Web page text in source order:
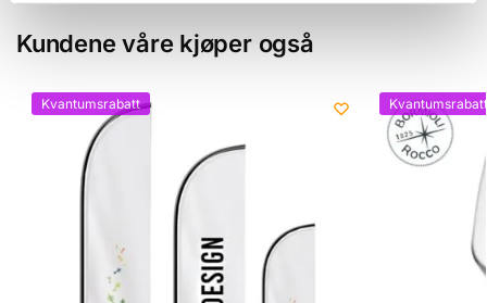
Kundene våre kjøper også
Kvantumsrabatt Kvantumsrabatt